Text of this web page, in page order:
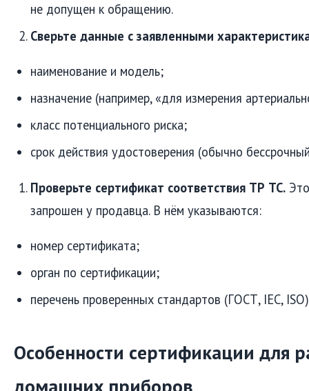
не допущен к обращению.
Сверьте данные с заявленными
наименование и модель;
назначение (например, «для измерения
класс потенциального риска;
срок действия удостоверения (обычно
Проверьте сертификат соответствия ТР ТС.
запрошен у продавца. В нём указываются:
номер сертификата;
орган по сертификации;
перечень проверенных стандартов (ГОСТ, IEC,
Особенности сертификации для